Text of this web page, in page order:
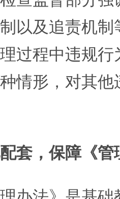
以及追责机
过程中违规
情形，对其
套，保障《